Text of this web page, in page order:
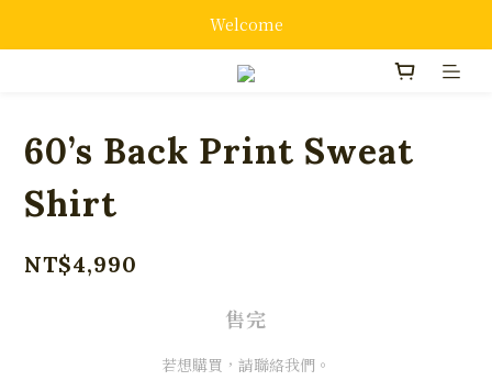
Welcome
60’s Back Print Sweat
Shirt
NT$4,990
售完
若想購買，請聯絡我們。